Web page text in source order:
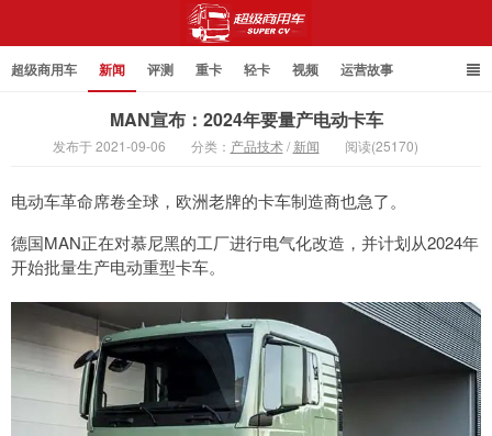
超级商用车 新闻 评测 重卡 轻卡 视频 运营故事
MAN宣布：2024年要量产电动卡车
发布于 2021-09-06 分类： 产品技术/ 新闻 阅读(25170)
电动车革命席卷全球，欧洲老牌的卡车制造商也急了。
德国MAN正在对慕尼黑的工厂进行电气化改造，并计划从2024年
开始批量生产电动重型卡车。